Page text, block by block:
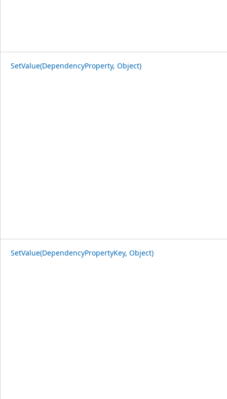
SetValue(DependencyProperty, Object)
SetValue(DependencyPropertyKey, Object)